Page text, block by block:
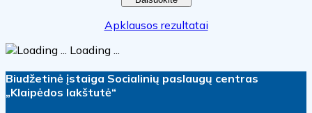
Apklausos rezultatai
Loading ...
Biudžetinė įstaiga Socialinių paslaugų centras
„Klaipėdos lakštutė“